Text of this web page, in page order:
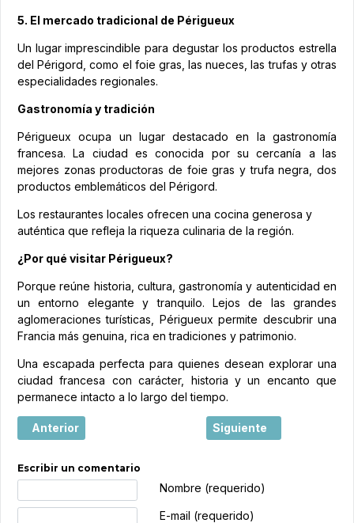
5. El mercado tradicional de Périgueux
Un lugar imprescindible para degustar los productos estrella
del Périgord, como el foie gras, las nueces, las trufas y otras
especialidades regionales.
Gastronomía y tradición
Périgueux ocupa un lugar destacado en la gastronomía
francesa. La ciudad es conocida por su cercanía a las
mejores zonas productoras de foie gras y trufa negra, dos
productos emblemáticos del Périgord.
Los restaurantes locales ofrecen una cocina generosa y
auténtica que refleja la riqueza culinaria de la región.
¿Por qué visitar Périgueux?
Porque reúne historia, cultura, gastronomía y autenticidad en
un entorno elegante y tranquilo. Lejos de las grandes
aglomeraciones turísticas, Périgueux permite descubrir una
Francia más genuina, rica en tradiciones y patrimonio.
Una escapada perfecta para quienes desean explorar una
ciudad francesa con carácter, historia y un encanto que
permanece intacto a lo largo del tiempo.
Artículo anterior: Angoulême, mucho más que la capital
Anterior Artículo siguiente:
Siguiente
Escribir un comentario
Nombre (requerido)
E-mail (requerido)